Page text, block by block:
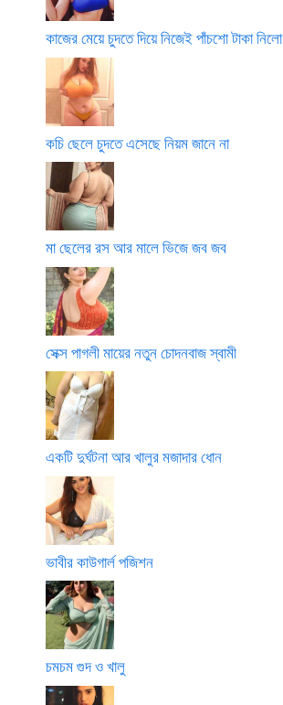
কাজের মেয়ে চুদতে দিয়ে নিজেই পাঁচশো টাকা নিলো
কচি ছেলে চুদতে এসেছে নিয়ম জানে না
মা ছেলের রস আর মালে ভিজে জব জব
সেক্স পাগলী মায়ের নতুন চোদনবাজ স্বামী
একটি দুর্ঘটনা আর খালুর মজাদার ধোন
ভাবীর কাউগার্ল পজিশন
চমচম গুদ ও খালু